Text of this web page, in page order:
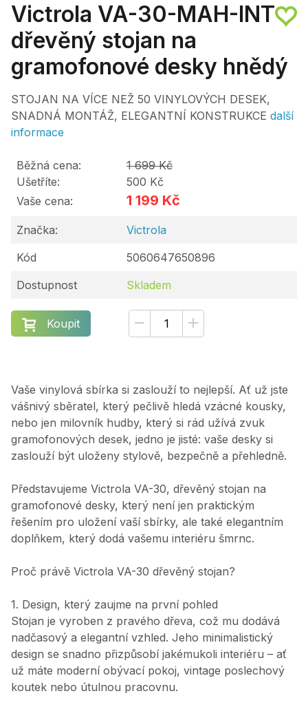
Victrola VA-30-MAH-INT
dřevěný stojan na
gramofonové desky hnědý
STOJAN NA VÍCE NEŽ 50 VINYLOVÝCH DESEK,
SNADNÁ MONTÁŽ, ELEGANTNÍ KONSTRUKCE další
informace
Běžná cena:
1 699 Kč
Ušetříte:
500 Kč
Vaše cena:
1 199 Kč
Značka:
Victrola
Kód
5060647650896
Dostupnost
Skladem
Koupit
Vaše vinylová sbírka si zaslouží to nejlepší. Ať už jste
vášnivý sběratel, který pečlivě hledá vzácné kousky,
nebo jen milovník hudby, který si rád užívá zvuk
gramofonových desek, jedno je jisté: vaše desky si
zaslouží být uloženy stylově, bezpečně a přehledně.
Představujeme Victrola VA-30, dřevěný stojan na
gramofonové desky, který není jen praktickým
řešením pro uložení vaší sbírky, ale také elegantním
doplňkem, který dodá vašemu interiéru šmrnc.
Proč právě Victrola VA-30 dřevěný stojan?
1. Design, který zaujme na první pohled
Stojan je vyroben z pravého dřeva, což mu dodává
nadčasový a elegantní vzhled. Jeho minimalistický
design se snadno přizpůsobí jakémukoli interiéru – ať
už máte moderní obývací pokoj, vintage poslechový
koutek nebo útulnou pracovnu.